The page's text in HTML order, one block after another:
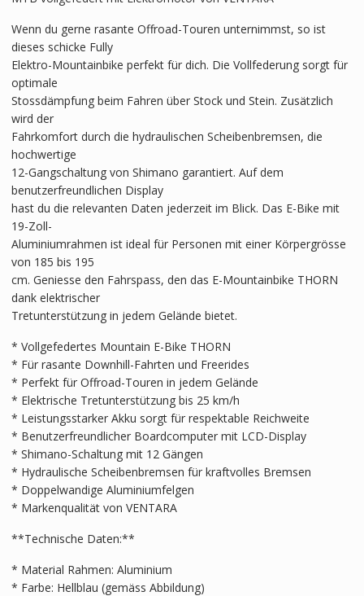
Wenn du gerne rasante Offroad-Touren unternimmst, so ist
dieses schicke Fully
Elektro-Mountainbike perfekt für dich. Die Vollfederung sorgt für
optimale
Stossdämpfung beim Fahren über Stock und Stein. Zusätzlich
wird der
Fahrkomfort durch die hydraulischen Scheibenbremsen, die
hochwertige
12-Gangschaltung von Shimano garantiert. Auf dem
benutzerfreundlichen Display
hast du die relevanten Daten jederzeit im Blick. Das E-Bike mit
19-Zoll-
Aluminiumrahmen ist ideal für Personen mit einer Körpergrösse
von 185 bis 195
cm. Geniesse den Fahrspass, den das E-Mountainbike THORN
dank elektrischer
Tretunterstützung in jedem Gelände bietet.
* Vollgefedertes Mountain E-Bike THORN
* Für rasante Downhill-Fahrten und Freerides
* Perfekt für Offroad-Touren in jedem Gelände
* Elektrische Tretunterstützung bis 25 km/h
* Leistungsstarker Akku sorgt für respektable Reichweite
* Benutzerfreundlicher Boardcomputer mit LCD-Display
* Shimano-Schaltung mit 12 Gängen
* Hydraulische Scheibenbremsen für kraftvolles Bremsen
* Doppelwandige Aluminiumfelgen
* Markenqualität von VENTARA
**Technische Daten:**
* Material Rahmen: Aluminium
* Farbe: Hellblau (gemäss Abbildung)